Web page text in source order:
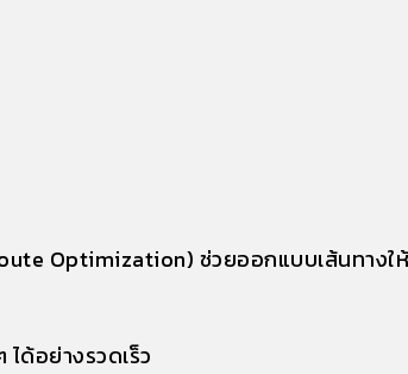
Optimization) ช่วยออกแบบเส้นทางใ
ด้อย่างรวดเร็ว